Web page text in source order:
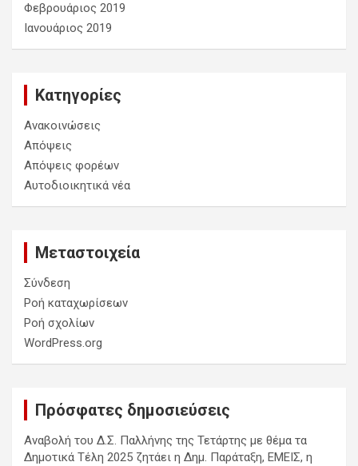
Φεβρουάριος 2019
Ιανουάριος 2019
Kατηγορίες
Ανακοινώσεις
Απόψεις
Απόψεις φορέων
Αυτοδιοικητικά νέα
Μεταστοιχεία
Σύνδεση
Ροή καταχωρίσεων
Ροή σχολίων
WordPress.org
Πρόσφατες δημοσιεύσεις
Αναβολή του Δ.Σ. Παλλήνης της Τετάρτης με θέμα τα
Δημοτικά Τέλη 2025 ζητάει η Δημ. Παράταξη, ΕΜΕΙΣ, η